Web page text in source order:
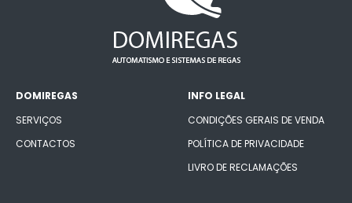
DOMIREGAS
SERVIÇOS
CONTACTOS
INFO LEGAL
CONDIÇÕES GERAIS DE VENDA
POLÍTICA DE PRIVACIDADE
LIVRO DE RECLAMAÇÕES